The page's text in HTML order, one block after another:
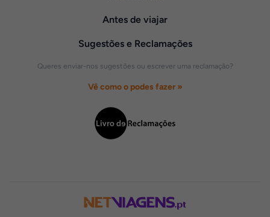
Antes de viajar
Sugestões e Reclamações
Queres enviar-nos sugestões ou escrever uma reclamação?
Vê como o podes fazer »